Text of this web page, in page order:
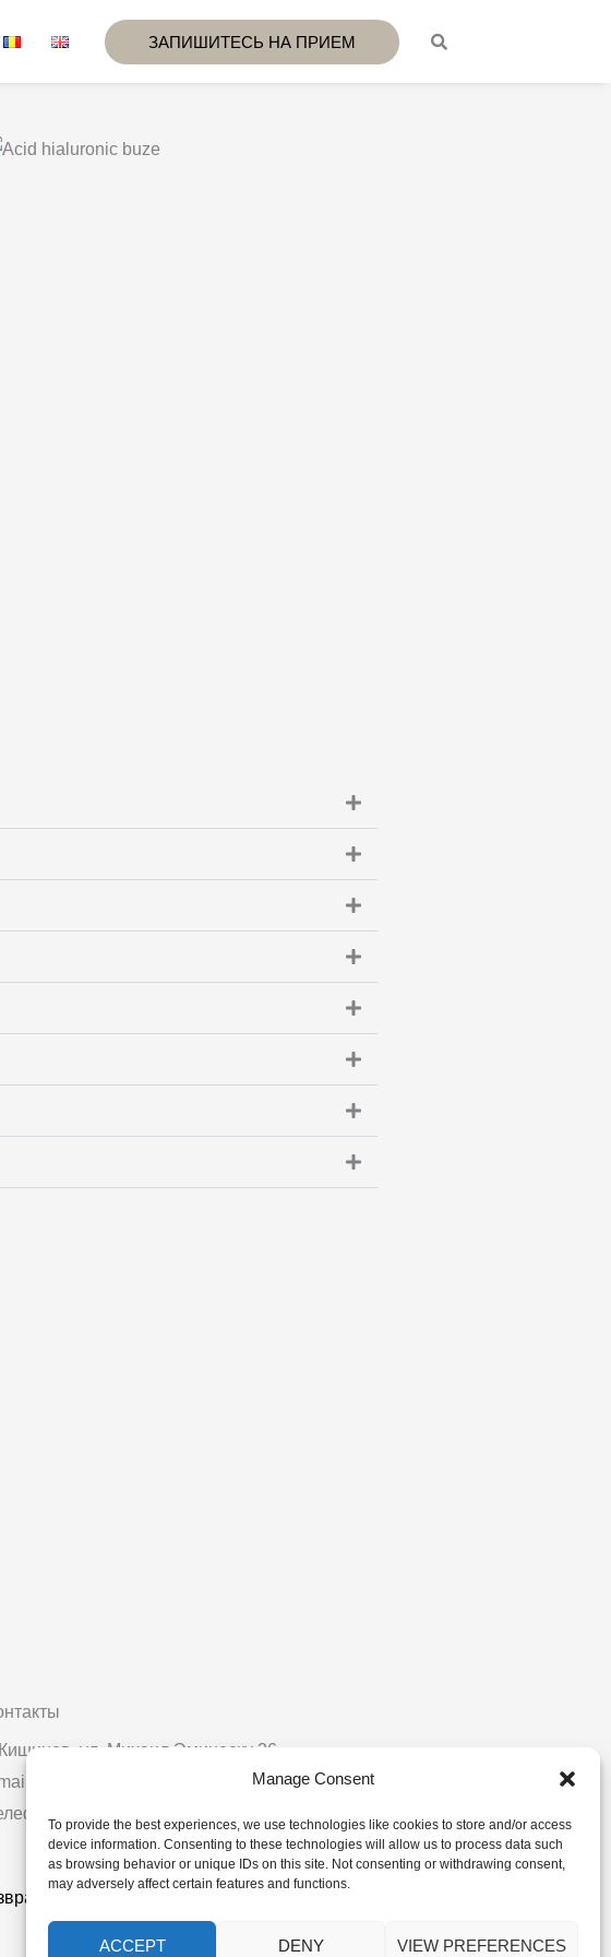
Manage Consent
To provide the best experiences, we use technologies like cookies to store and/or access
device information. Consenting to these technologies will allow us to process data such
as browsing behavior or unique IDs on this site. Not consenting or withdrawing consent,
may adversely affect certain features and functions.
ACCEPT DENY VIEW PREFERENCES
ЗАПИШИТЕСЬ НА ПРИЕМ
Кишинев, ул. Михаил Эминеску 26
salonmostelle@gmail.com
060 100 999
Programare